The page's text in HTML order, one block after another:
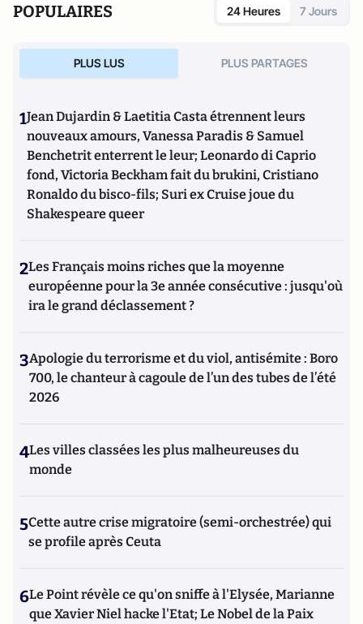
POPULAIRES 24 Heures 7 Jours
PLUS LUS PLUS PARTAGES
1Jean Dujardin & Laetitia Casta étrennent leurs
nouveaux amours, Vanessa Paradis & Samuel
Benchetrit enterrent le leur; Leonardo di Caprio
fond, Victoria Beckham fait du brukini, Cristiano
Ronaldo du bisco-fils; Suri ex Cruise joue du
Shakespeare queer
2Les Français moins riches que la moyenne
européenne pour la 3e année consécutive : jusqu'où
ira le grand déclassement ?
3Apologie du terrorisme et du viol, antisémite : Boro
700, le chanteur à cagoule de l’un des tubes de l’été
2026
4Les villes classées les plus malheureuses du
monde
5Cette autre crise migratoire (semi-orchestrée) qui
se profile après Ceuta
6Le Point révèle ce qu'on sniffe à l'Elysée, Marianne
que Xavier Niel hacke l'Etat; Le Nobel de la Paix